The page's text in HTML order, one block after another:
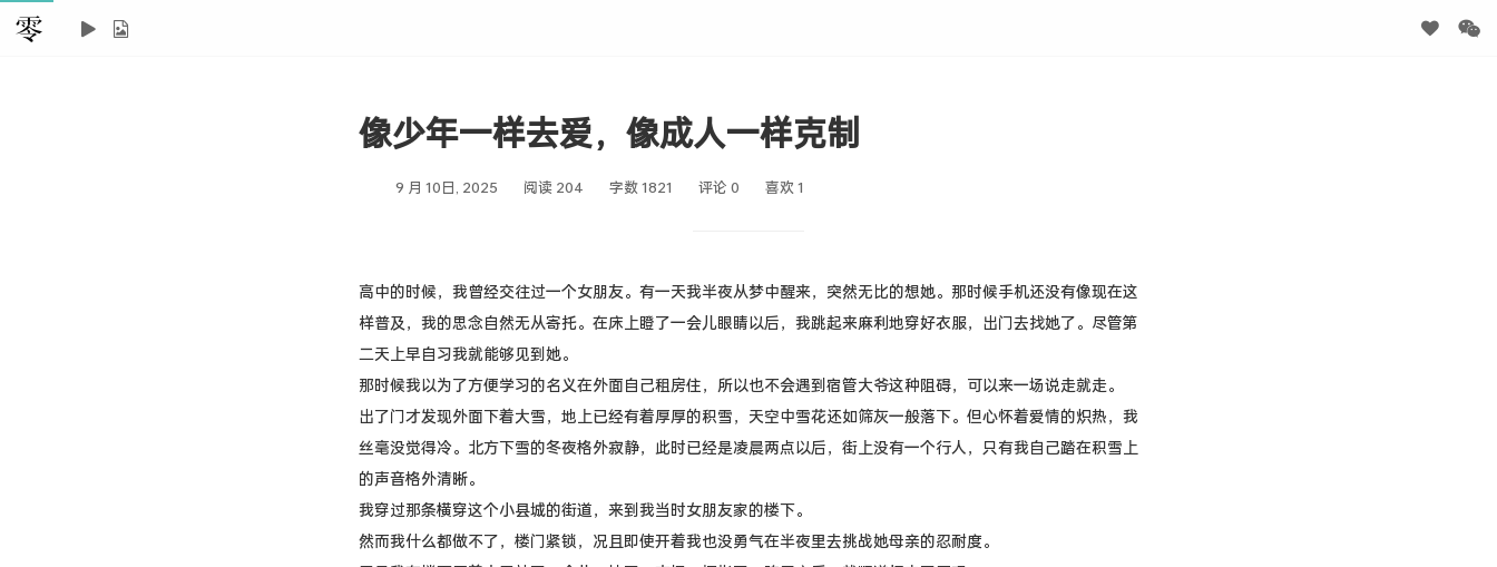
像少年一样去爱，像成人一样克制
9 月 10日, 2025 阅读 204 字数 1821 评论 0 喜欢 1
高中的时候，我曾经交往过一个女朋友。有一天我半夜从梦中醒来，突然无比的想她。那时候手机还没有像现在这
样普及，我的思念自然无从寄托。在床上瞪了一会儿眼睛以后，我跳起来麻利地穿好衣服，出门去找她了。尽管第
二天上早自习我就能够见到她。
那时候我以为了方便学习的名义在外面自己租房住，所以也不会遇到宿管大爷这种阻碍，可以来一场说走就走。
出了门才发现外面下着大雪，地上已经有着厚厚的积雪，天空中雪花还如筛灰一般落下。但心怀着爱情的炽热，我
丝毫没觉得冷。北方下雪的冬夜格外寂静，此时已经是凌晨两点以后，街上没有一个行人，只有我自己踏在积雪上
的声音格外清晰。
我穿过那条横穿这个小县城的街道，来到我当时女朋友家的楼下。
然而我什么都做不了，楼门紧锁，况且即使开着我也没勇气在半夜里去挑战她母亲的忍耐度。